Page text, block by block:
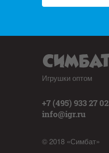
Игрушки оптом
+7 (495) 933 27 02
info@igr.ru
© 2018 «Симбат»